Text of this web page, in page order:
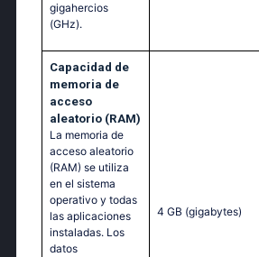
gigahercios
(GHz).
Capacidad de
memoria de
acceso
aleatorio (RAM)
La memoria de
acceso aleatorio
(RAM) se utiliza
en el sistema
operativo y todas
las aplicaciones
instaladas. Los
datos
4 GB (gigabytes)